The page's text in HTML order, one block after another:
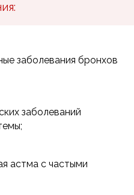
заболевания бронхов
заболеваний
астма с частыми